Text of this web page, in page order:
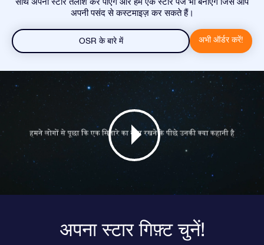
अपनी पसंद से कस्टमाइज़ कर सकते हैं।
OSR के बारे में अभी ऑर्डर करें!
अपना स्टार गिफ़्ट चुनें!